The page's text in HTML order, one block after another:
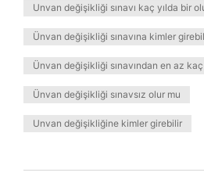
Unvan değişikliği sınavı kaç yılda bir
Ünvan değişikliği sınavına kimler
Ünvan değişikliği sınavından en az
Ünvan değişikliği sınavsız olur mu
Unvan değişikliğine kimler girebilir